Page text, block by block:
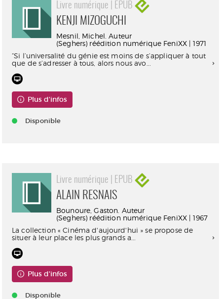
Livre numérique | EPUB
KENJI MIZOGUCHI
Mesnil, Michel. Auteur
(Seghers) réédition numérique FeniXX | 1971
“Si l’universalité du génie est moins de s’appliquer à tout
que de s’adresser à tous, alors nous avo...
Plus d'infos
Disponible
Livre numérique | EPUB
ALAIN RESNAIS
Bounoure, Gaston. Auteur
(Seghers) réédition numérique FeniXX | 1967
La collection « Cinéma d'aujourd'hui » se propose de
situer à leur place les plus grands a...
Plus d'infos
Disponible